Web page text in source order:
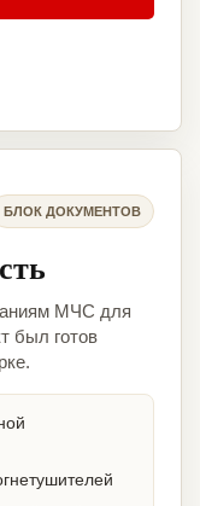
БЛОК ДОКУМЕНТОВ
МЧС для
был готов